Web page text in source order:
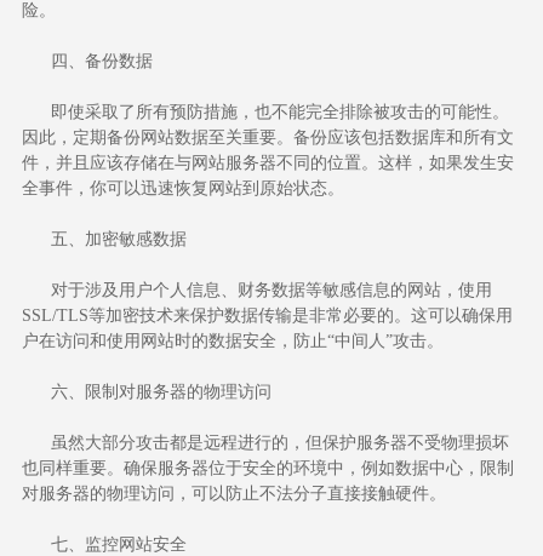
险。
四、备份数据
即使采取了所有预防措施，也不能完全排除被攻击的可能性。
因此，定期备份网站数据至关重要。备份应该包括数据库和所有文
件，并且应该存储在与网站服务器不同的位置。这样，如果发生安
全事件，你可以迅速恢复网站到原始状态。
五、加密敏感数据
对于涉及用户个人信息、财务数据等敏感信息的网站，使用
SSL/TLS等加密技术来保护数据传输是非常必要的。这可以确保用
户在访问和使用网站时的数据安全，防止“中间人”攻击。
六、限制对服务器的物理访问
虽然大部分攻击都是远程进行的，但保护服务器不受物理损坏
也同样重要。确保服务器位于安全的环境中，例如数据中心，限制
对服务器的物理访问，可以防止不法分子直接接触硬件。
七、监控网站安全